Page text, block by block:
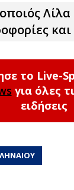
το Live-
για όλες
ειδήσεις